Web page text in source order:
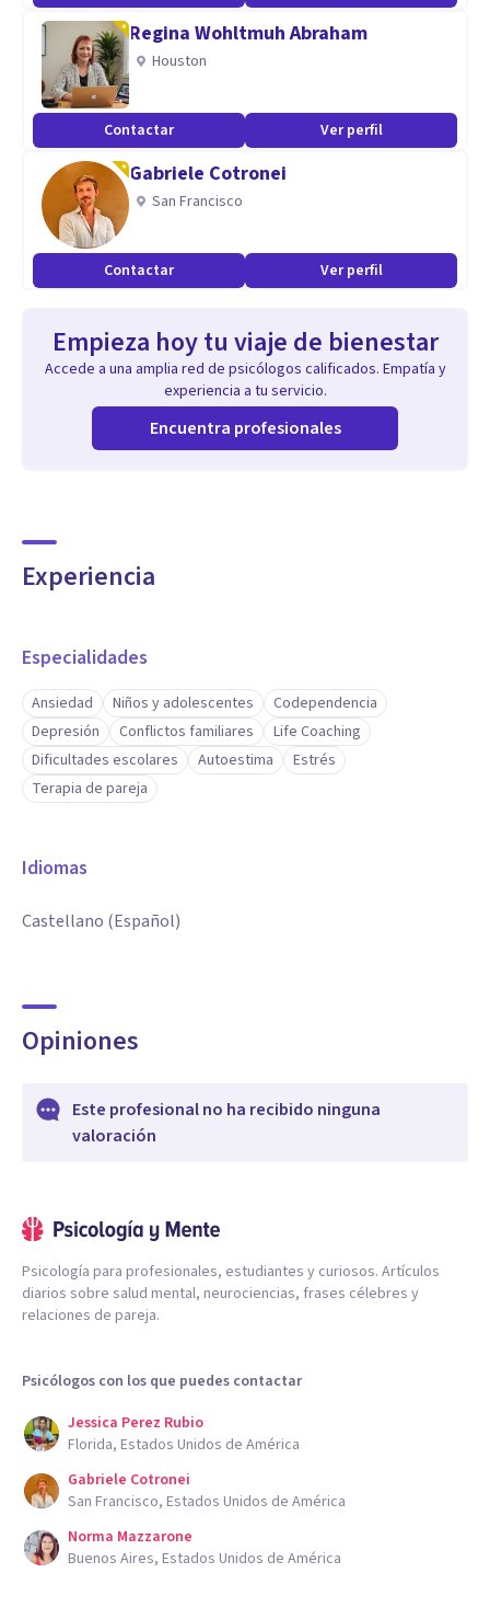
Regina Wohltmuh Abraham
Houston
Contactar Ver perfil
Gabriele Cotronei
San Francisco
Contactar Ver perfil
Empieza hoy tu viaje de bienestar
Accede a una amplia red de psicólogos calificados. Empatía y
experiencia a tu servicio.
Encuentra profesionales
Experiencia
Especialidades
Ansiedad Niños y adolescentes
Codependencia
Depresión
Conflictos familiares
Life Coaching
Dificultades escolares
Autoestima
Estrés
Terapia de pareja
Idiomas
Castellano (Español)
Opiniones
Este profesional no ha recibido ninguna
valoración
Psicología para profesionales, estudiantes y curiosos. Artículos
diarios sobre salud mental, neurociencias, frases célebres y
relaciones de pareja.
Psicólogos con los que puedes contactar
Jessica Perez Rubio
Florida, Estados Unidos de América
Gabriele Cotronei
San Francisco, Estados Unidos de América
Norma Mazzarone
Buenos Aires, Estados Unidos de América